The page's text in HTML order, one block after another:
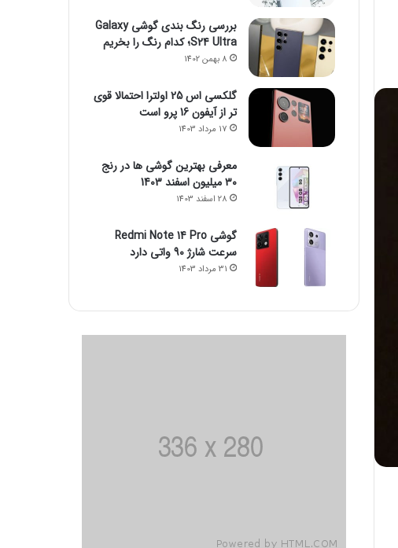
بررسی رنگ بندی گوشی Galaxy
S24 Ultra؛ کدام رنگ را بخریم
8 بهمن 1402
گلکسی اس 25 اولترا احتمالا قوی
تر از آیفون 16 پرو است
17 مرداد 1403
معرفی بهترین گوشی ها در رنج
۳۰ میلیون اسفند 1403
28 اسفند 1403
گوشی Redmi Note 14 Pro
سرعت شارژ 90 واتی دارد
31 مرداد 1403